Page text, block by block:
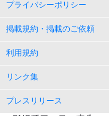
プライバシーポリシー
掲載規約・掲載のご依頼
利用規約
リンク集
プレスリリース